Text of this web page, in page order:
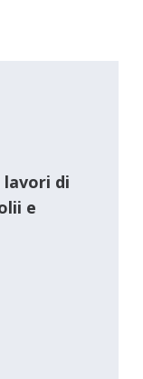
lavori di
e